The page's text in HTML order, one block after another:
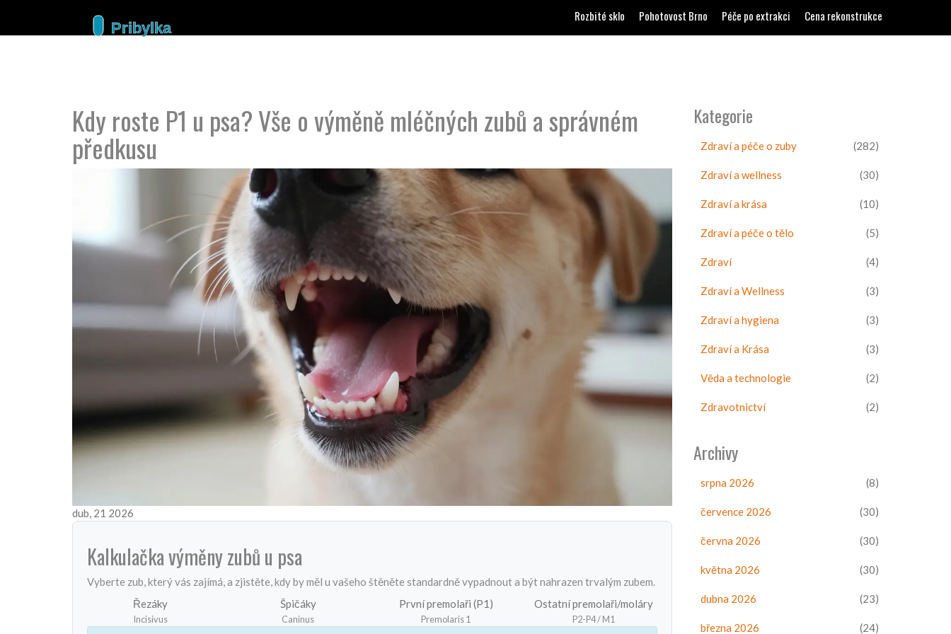
Rozbité sklo Pohotovost Brno Péče po extrakci Cena rekonstrukce
Kdy roste P1 u psa? Vše o výměně mléčných zubů a správném
předkusu
dub, 21 2026
Kalkulačka výměny zubů u psa
Vyberte zub, který vás zajímá, a zjistěte, kdy by měl u vašeho štěněte standardně vypadnout a být nahrazen trvalým zubem.
Řezáky
Incisivus
Špičáky
Caninus
První premolaři (P1)
Premolaris 1
Ostatní premolaři/moláry
P2-P4 / M1
Kategorie
Zdraví a péče o zuby (282)
Zdraví a wellness (30)
Zdraví a krása (10)
Zdraví a péče o tělo (5)
Zdraví (4)
Zdraví a Wellness (3)
Zdraví a hygiena (3)
Zdraví a Krása (3)
Věda a technologie (2)
Zdravotnictví (2)
Archivy
srpna 2026 (8)
července 2026 (30)
června 2026 (30)
května 2026 (30)
dubna 2026 (23)
března 2026 (24)